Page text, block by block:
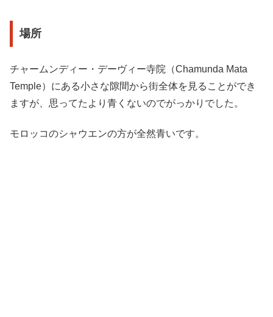
場所
チャームンディー・デーヴィー寺院（Chamunda Mata
Temple）にある小さな隙間から街全体を見ることができ
ますが、思ってたより青くないのでがっかりでした。
モロッコのシャウエンの方が全然青いです。